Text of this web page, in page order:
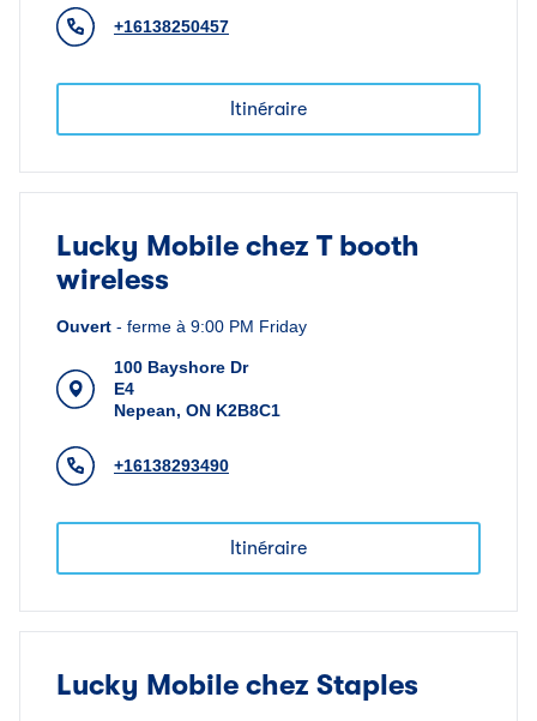
+16138250457
Itinéraire
Lucky Mobile chez T booth
wireless
Ouvert - ferme à 9:00 PM Friday
100 Bayshore Dr
E4
Nepean, ON K2B8C1
+16138293490
Itinéraire
Lucky Mobile chez Staples